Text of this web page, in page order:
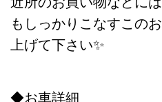
もしっかりこなすこの
上げて下さい✨
◆お車詳細